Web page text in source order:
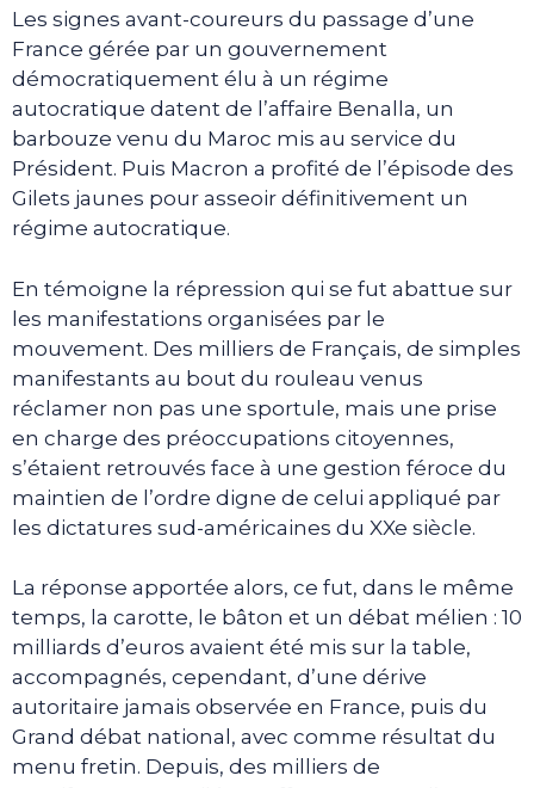
Les signes avant-coureurs du passage d’une
France gérée par un gouvernement
démocratiquement élu à un régime
autocratique datent de l’affaire Benalla, un
barbouze venu du Maroc mis au service du
Président. Puis Macron a profité de l’épisode des
Gilets jaunes pour asseoir définitivement un
régime autocratique.
En témoigne la répression qui se fut abattue sur
les manifestations organisées par le
mouvement. Des milliers de Français, de simples
manifestants au bout du rouleau venus
réclamer non pas une sportule, mais une prise
en charge des préoccupations citoyennes,
s’étaient retrouvés face à une gestion féroce du
maintien de l’ordre digne de celui appliqué par
les dictatures sud-américaines du XXe siècle.
La réponse apportée alors, ce fut, dans le même
temps, la carotte, le bâton et un débat mélien : 10
milliards d’euros avaient été mis sur la table,
accompagnés, cependant, d’une dérive
autoritaire jamais observée en France, puis du
Grand débat national, avec comme résultat du
menu fretin. Depuis, des milliers de